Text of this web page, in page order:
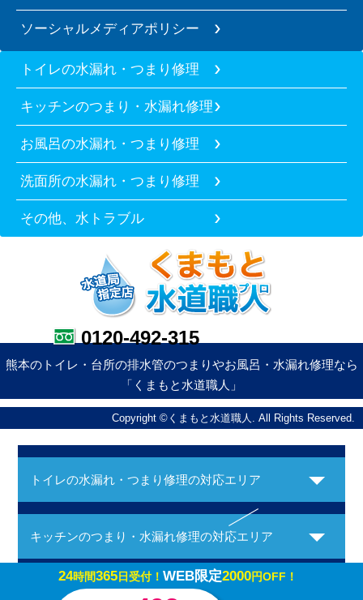
ソーシャルメディアポリシー
トイレの水漏れ・つまり修理
キッチンのつまり・水漏れ修理
お風呂の水漏れ・つまり修理
洗面所の水漏れ・つまり修理
その他、水トラブル
0120-492-315
熊本のトイレ・台所の排水管のつまりやお風呂・水漏れ修理なら
「くまもと水道職人」
Copyright ©くまもと水道職人. All Rights Reserved.
トイレの水漏れ・つまり修理の対応エリア
キッチンのつまり・水漏れ修理の対応エリア
お風呂の水漏れ・つまり修理の対応エリア
24時間365日受付！ WEB限定2000円OFF！